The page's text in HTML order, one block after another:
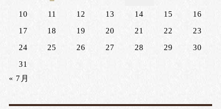
10
11 12 13 14 15
16
17
18 19 20 21 22
23
24
25 26 27 28 29
30
31
« 7月